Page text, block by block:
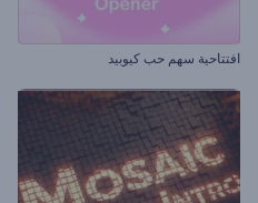
افتتاحية سهم حب كيوبيد